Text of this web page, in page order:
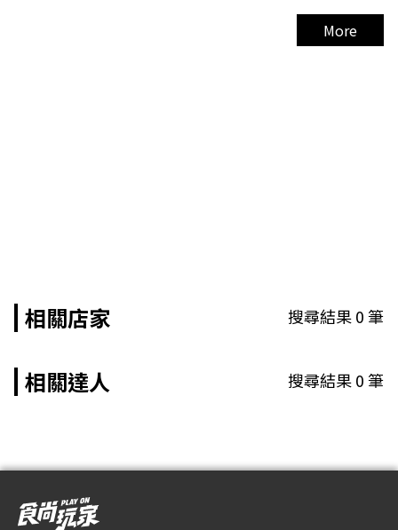
More
相關店家 搜尋結果0筆
相關達人 搜尋結果0筆